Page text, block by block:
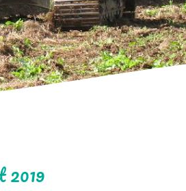
2019